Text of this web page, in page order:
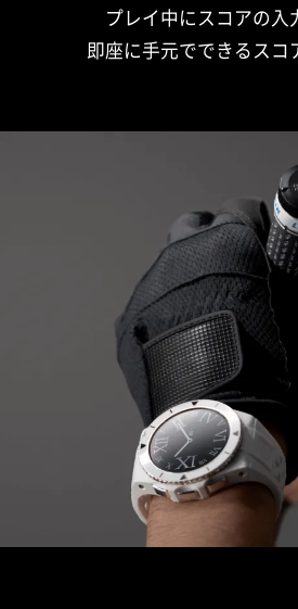
プレイ中にスコアの入
即座に手元でできるスコ